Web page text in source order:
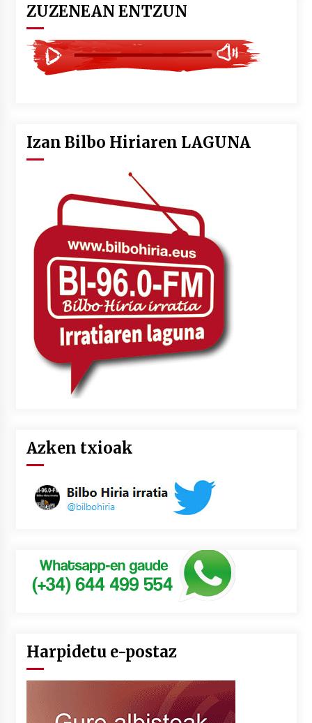
ZUZENEAN ENTZUN
Izan Bilbo Hiriaren LAGUNA
Azken txioak
Harpidetu e-postaz